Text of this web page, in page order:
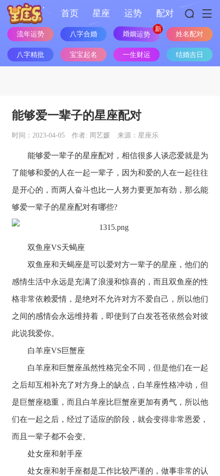
首页 星座 运势 配对
流年运势 八字合婚 婚姻运势 姓名配对
八字精批 宝宝起名 一生财运 结婚吉日
能够爱一辈子的星座配对
时间：2023-04-05 作者: 周艺媛 来源：星座乐
能够爱一辈子的星座配对，相信很多人谈恋爱就是为
了能够和爱的人在一起一辈子，因为和爱的人在一起往往
是开心的，而两人奋斗也比一人努力要更加有劲，那么能
够爱一辈子的星座配对有哪些?
双鱼座VS天蝎座
双鱼座和天蝎座是可以爱对方一辈子的星座，他们的
感情生活中永远是充满了浪漫和惊喜的，而且双鱼座的性
格非常依赖爱情，是绝对不允许对方不爱自己，所以他们
之间的感情会永远维持着，即使到了白发苍苍依然会对彼
此说我爱你。
白羊座VS巨蟹座
白羊座和巨蟹座虽然性格完全不同，但是他们在一起
之后却互相补充了对方身上的缺点，白羊座性格冲动，但
是巨蟹座稳重，而且白羊座比巨蟹座更加有勇气，所以他
们在一起之后，经过了适应的阶段，就会变得非常恩爱，
而且一辈子都不会变。
处女座和射手座
处女座和射手座都是工作比较严谨的，做事非常的认